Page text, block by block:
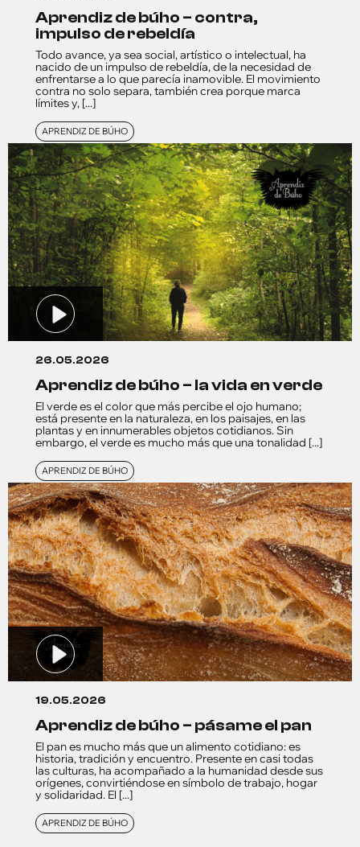
aprendiz de búho – contra,
impulso de rebeldía
Todo avance, ya sea social, artístico o intelectual, ha
nacido de un impulso de rebeldía, de la necesidad de
enfrentarse a lo que parecía inamovible. El movimiento
contra no solo separa, también crea porque marca
límites y, [...]
APRENDIZ DE BÚHO
26.05.2026
aprendiz de búho – la vida en verde
El verde es el color que más percibe el ojo humano;
está presente en la naturaleza, en los paisajes, en las
plantas y en innumerables objetos cotidianos. Sin
embargo, el verde es mucho más que una tonalidad [...]
APRENDIZ DE BÚHO
19.05.2026
aprendiz de búho – pásame el pan
El pan es mucho más que un alimento cotidiano: es
historia, tradición y encuentro. Presente en casi todas
las culturas, ha acompañado a la humanidad desde sus
orígenes, convirtiéndose en símbolo de trabajo, hogar
y solidaridad. El [...]
APRENDIZ DE BÚHO